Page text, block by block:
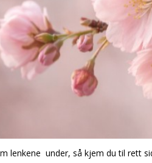
lenkene under, så kjem du til rett